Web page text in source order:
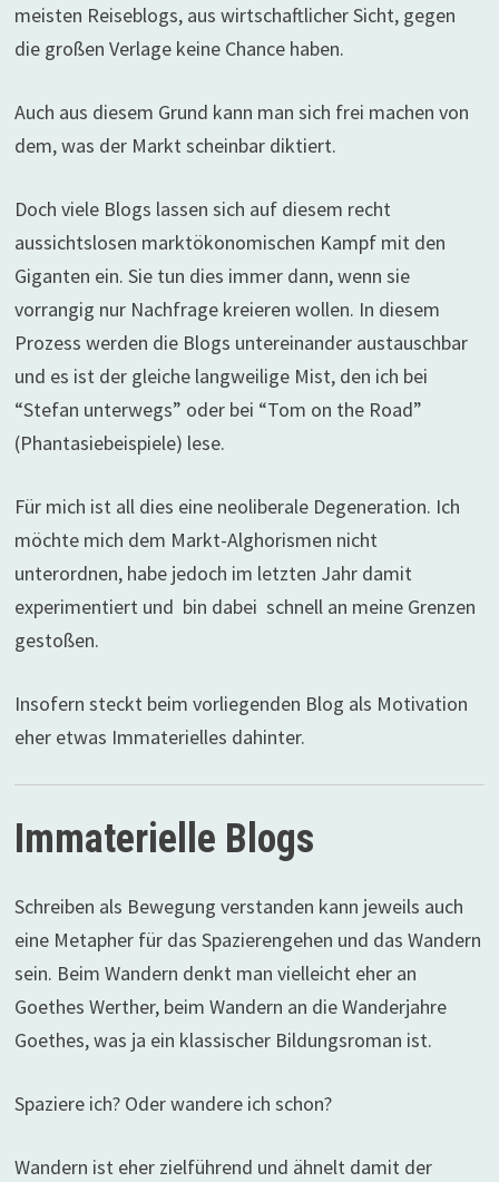
meisten Reiseblogs, aus wirtschaftlicher Sicht, gegen
die großen Verlage keine Chance haben.
Auch aus diesem Grund kann man sich frei machen von
dem, was der Markt scheinbar diktiert.
Doch viele Blogs lassen sich auf diesem recht
aussichtslosen marktökonomischen Kampf mit den
Giganten ein. Sie tun dies immer dann, wenn sie
vorrangig nur Nachfrage kreieren wollen. In diesem
Prozess werden die Blogs untereinander austauschbar
und es ist der gleiche langweilige Mist, den ich bei
“Stefan unterwegs” oder bei “Tom on the Road”
(Phantasiebeispiele) lese.
Für mich ist all dies eine neoliberale Degeneration. Ich
möchte mich dem Markt-Alghorismen nicht
unterordnen, habe jedoch im letzten Jahr damit
experimentiert und bin dabei schnell an meine Grenzen
gestoßen.
Insofern steckt beim vorliegenden Blog als Motivation
eher etwas Immaterielles dahinter.
Immaterielle Blogs
Schreiben als Bewegung verstanden kann jeweils auch
eine Metapher für das Spazierengehen und das Wandern
sein. Beim Wandern denkt man vielleicht eher an
Goethes Werther, beim Wandern an die Wanderjahre
Goethes, was ja ein klassischer Bildungsroman ist.
Spaziere ich? Oder wandere ich schon?
Wandern ist eher zielführend und ähnelt damit der